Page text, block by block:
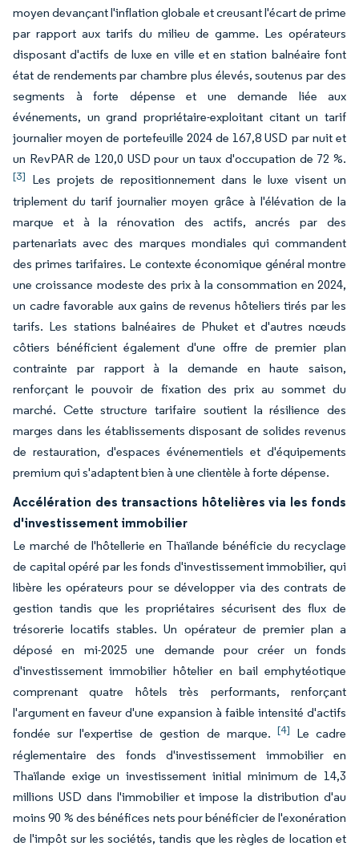
moyen devançant l'inflation globale et creusant l'écart de prime
par rapport aux tarifs du milieu de gamme. Les opérateurs
disposant d'actifs de luxe en ville et en station balnéaire font
état de rendements par chambre plus élevés, soutenus par des
segments à forte dépense et une demande liée aux
événements, un grand propriétaire-exploitant citant un tarif
journalier moyen de portefeuille 2024 de 167,8 USD par nuit et
un RevPAR de 120,0 USD pour un taux d'occupation de 72 %.
[3] Les projets de repositionnement dans le luxe visent un
triplement du tarif journalier moyen grâce à l'élévation de la
marque et à la rénovation des actifs, ancrés par des
partenariats avec des marques mondiales qui commandent
des primes tarifaires. Le contexte économique général montre
une croissance modeste des prix à la consommation en 2024,
un cadre favorable aux gains de revenus hôteliers tirés par les
tarifs. Les stations balnéaires de Phuket et d'autres nœuds
côtiers bénéficient également d'une offre de premier plan
contrainte par rapport à la demande en haute saison,
renforçant le pouvoir de fixation des prix au sommet du
marché. Cette structure tarifaire soutient la résilience des
marges dans les établissements disposant de solides revenus
de restauration, d'espaces événementiels et d'équipements
premium qui s'adaptent bien à une clientèle à forte dépense.
Accélération des transactions hôtelières via les fonds
d'investissement immobilier
Le marché de l'hôtellerie en Thaïlande bénéficie du recyclage
de capital opéré par les fonds d'investissement immobilier, qui
libère les opérateurs pour se développer via des contrats de
gestion tandis que les propriétaires sécurisent des flux de
trésorerie locatifs stables. Un opérateur de premier plan a
déposé en mi-2025 une demande pour créer un fonds
d'investissement immobilier hôtelier en bail emphytéotique
comprenant quatre hôtels très performants, renforçant
l'argument en faveur d'une expansion à faible intensité d'actifs
fondée sur l'expertise de gestion de marque. [4] Le cadre
réglementaire des fonds d'investissement immobilier en
Thaïlande exige un investissement initial minimum de 14,3
millions USD dans l'immobilier et impose la distribution d'au
moins 90 % des bénéfices nets pour bénéficier de l'exonération
de l'impôt sur les sociétés, tandis que les règles de location et